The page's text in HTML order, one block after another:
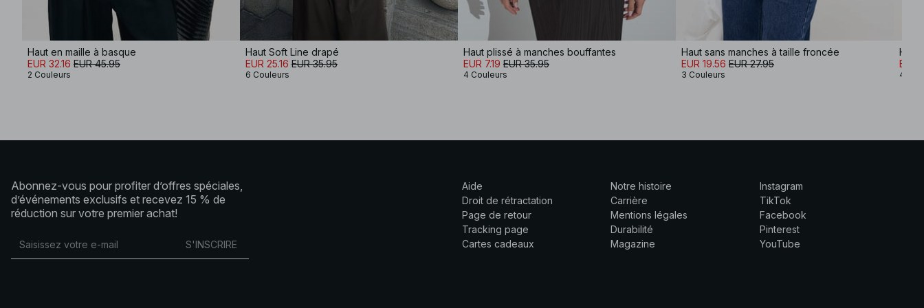
Haut en maille à basque
EUR 32.16 EUR 45.95
2 Couleurs
Haut Soft Line drapé
EUR 25.16 EUR 35.95
6 Couleurs
Haut plissé à manches bouffantes
EUR 7.19 EUR 35.95
4 Couleurs
Haut sans manches à taille froncée
EUR 19.56 EUR 27.95
3 Couleurs
Haut
EUR
4
Abonnez-vous pour profiter d’offres spéciales,
d’événements exclusifs et recevez 15 % de
réduction sur votre premier achat!
S'INSCRIRE
Aide
Droit de rétractation
Page de retour
Tracking page
Cartes cadeaux
Notre histoire
Carrière
Mentions légales
Durabilité
Magazine
Instagram
TikTok
Facebook
Pinterest
YouTube